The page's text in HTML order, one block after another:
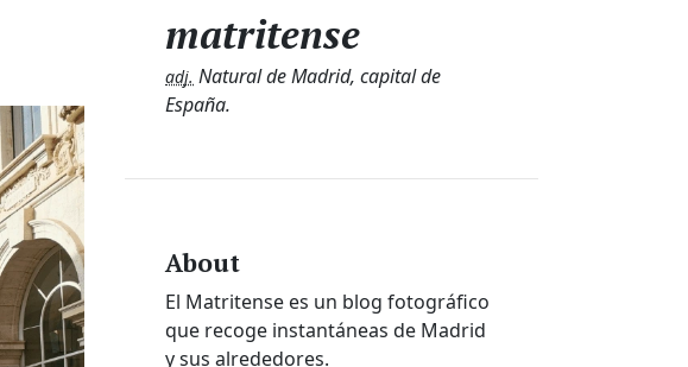
matritense
adj. Natural de Madrid, capital de
España.
About
El Matritense es un blog fotográfico
que recoge instantáneas de Madrid
y sus alrededores.